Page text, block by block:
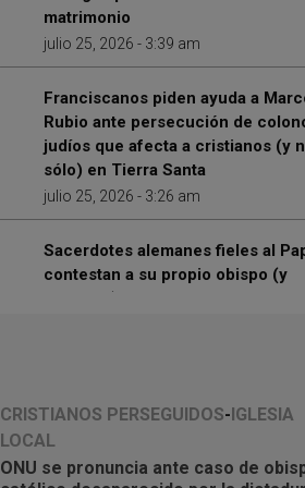
matrimonio
julio 25, 2026 - 3:39 am
Franciscanos piden ayuda a
Rubio ante persecución de
judíos que afecta a cristianos (y
sólo) en Tierra Santa
julio 25, 2026 - 3:26 am
Sacerdotes alemanes fieles al
contestan a su propio obispo (y
cardenal) quien les orilla a
Arzobispado de Barcelona
tres fundaciones diocesanas para
garantizar su buena
CRISTIANOS PERSEGUIDOS-IGLESIA
LOCAL
ONU se pronuncia ante caso de